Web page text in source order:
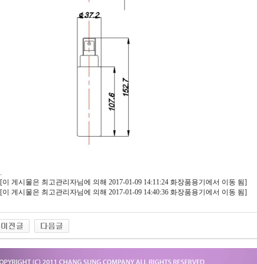
.
[이 게시물은 최고관리자님에 의해 2017-01-09 14:11:24 화장품용기에서 이동 됨]
[이 게시물은 최고관리자님에 의해 2017-01-09 14:40:36 화장품용기에서 이동 됨]